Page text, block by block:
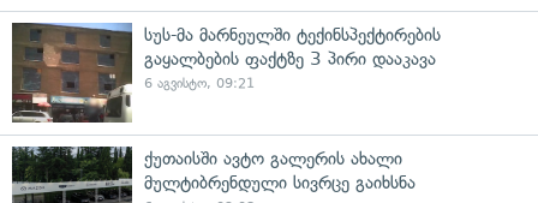
სუს-მა მარნეულში ტექინსპექტირების
გაყალბების ფაქტზე 3 პირი დააკავა
6 აგვისტო, 09:21
ქუთაისში ავტო გალერის ახალი
მულტიბრენდული სივრცე გაიხსნა